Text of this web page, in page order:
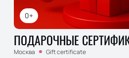
0+
ПОДАРОЧНЫЕ
Москва Gift certificate